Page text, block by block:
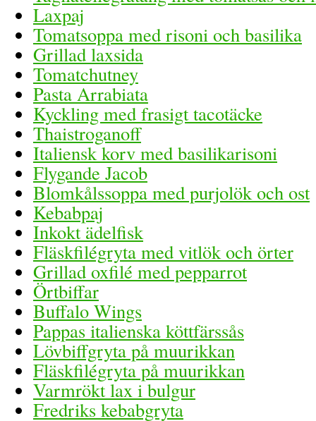
Laxpaj
Tomatsoppa med risoni och basilika
Grillad laxsida
Tomatchutney
Pasta Arrabiata
Kyckling med frasigt tacotäcke
Thaistroganoff
Italiensk korv med basilikarisoni
Flygande Jacob
Blomkålssoppa med purjolök och ost
Kebabpaj
Inkokt ädelfisk
Fläskfilégryta med vitlök och örter
Grillad oxfilé med pepparrot
Örtbiffar
Buffalo Wings
Pappas italienska köttfärssås
Lövbiffgryta på muurikkan
Fläskfilégryta på muurikkan
Varmrökt lax i bulgur
Fredriks kebabgryta